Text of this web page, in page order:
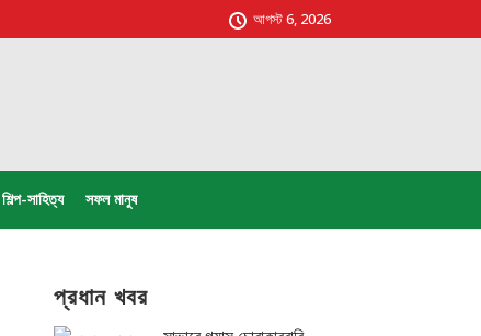
আগস্ট 6, 2026
শিল্প-সাহিত্য সফল মানুষ
প্রধান খবর